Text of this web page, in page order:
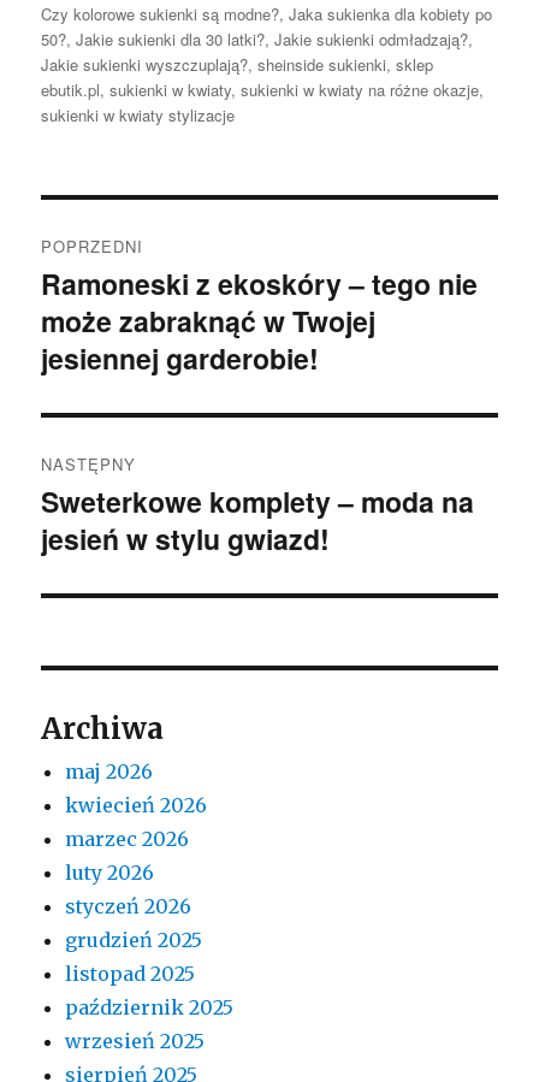
Czy kolorowe sukienki są modne?,Jaka sukienka dla kobiety po
50?,Jakie sukienki dla 30 latki?,Jakie sukienki odmładzają?,
Jakie sukienki wyszczuplają?,sheinside sukienki,sklep
ebutik.pl,sukienki w kwiaty,sukienki w kwiaty na różne okazje,
sukienki w kwiaty stylizacje
wpisu
POPRZEDNI
Poprzedni
wpis:
Ramoneski z ekoskóry – tego nie
może zabraknąć w Twojej
jesiennej garderobie!
NASTĘPNY
Następny
wpis:
Sweterkowe komplety – moda na
jesień w stylu gwiazd!
Archiwa
maj 2026
kwiecień 2026
marzec 2026
luty 2026
styczeń 2026
grudzień 2025
listopad 2025
październik 2025
wrzesień 2025
sierpień 2025